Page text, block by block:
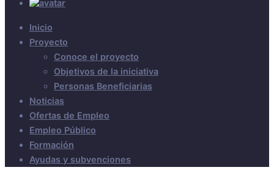
Inicio
Proyecto
Conoce el proyecto
Objetivos de la iniciativa
Personas Beneficiarias
Noticias
Ofertas de Empleo
Empleo Público
Formación
Ayudas y subvenciones